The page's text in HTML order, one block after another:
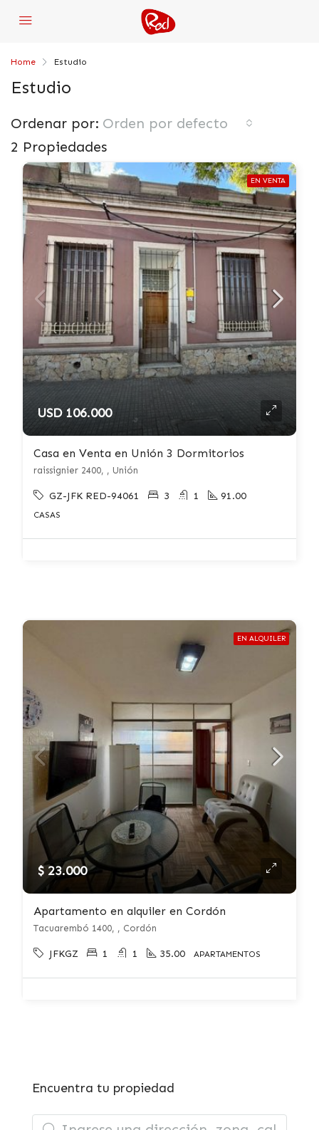
Home Estudio
Estudio
2 Propiedades
Ordenar por: Orden por defecto
EN VENTA
USD 106.000
Casa en Venta en Unión 3 Dormitorios
raissignier 2400, , Unión
GZ-JFK RED-94061 3 1 91.00
CASAS
EN ALQUILER
$ 23.000
Apartamento en alquiler en Cordón
Tacuarembó 1400, , Cordón
JFKGZ 1 1 35.00 APARTAMENTOS
Encuentra tu propiedad